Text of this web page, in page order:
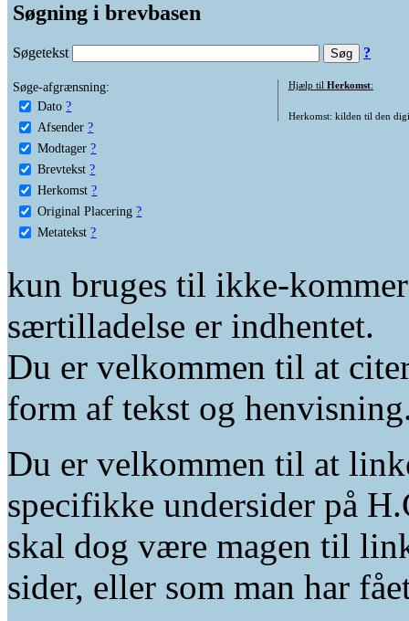
Søgning i brevbasen
Søgetekst ?
Søge-afgrænsning:
Dato ?
Afsender ?
Modtager ?
Brevtekst ?
Herkomst ?
Original Placering ?
Metatekst ?
Hjælp til Herkomst:
Herkomst: kilden til den
kun bruges til ikke-
særtilladelse er indhentet.
Du er velkommen til at
form af tekst og
Du er velkommen til at
specifikke undersider på
skal dog være magen til
sider, eller som man har